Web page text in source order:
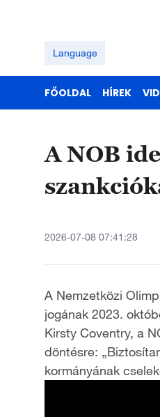
Language
FŐOLDAL HÍREK
A NOB
2026-07-08 07:41:28
A Nemzetközi
jogának 2023.
Kirsty Coventry, a
döntésre:
kormányának